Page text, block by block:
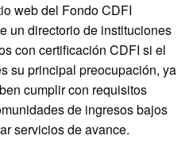
web del Fondo CDFI
un directorio de instituciones
con certificación CDFI si el
su principal preocupación, ya
cumplir con requisitos
de ingresos bajos
servicios de avance.